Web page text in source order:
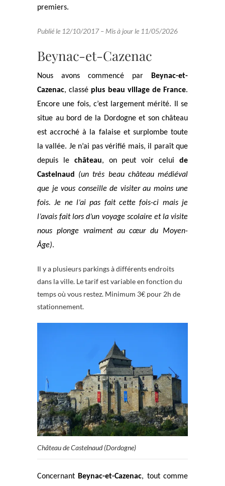
premiers.
Publié le 12/10/2017 – Mis à jour le 11/05/2026
Beynac-et-Cazenac
Nous avons commencé par
Beynac-et-
Cazenac, classé plus beau village de France.
Encore une fois, c’est largement mérité. Il se
situe au bord de la Dordogne et son château
est accroché à la falaise et surplombe toute
la vallée. Je n’ai pas vérifié mais, il paraît que
depuis le château, on peut voir celuide
Castelnaud (un très beau château médiéval
que je vous conseille de visiter au moins une
fois. Je ne l’ai pas fait cette fois-ci mais je
l’avais fait lors d’un voyage scolaire et la visite
nous plonge vraiment au cœur du Moyen-
Âge).
Il y a plusieurs parkings à différents endroits
dans la ville. Le tarif est variable en fonction du
temps où vous restez. Minimum 3€ pour 2h de
stationnement.
Château de Castelnaud (Dordogne)
Concernant Beynac-et-Cazenac, tout comme